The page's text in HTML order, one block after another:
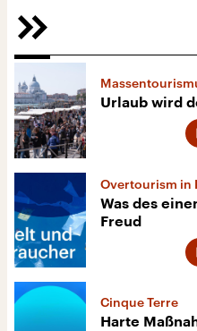
Urlaub wird
Overtourism in
Was des
Freud
Cinque Terre
Harte